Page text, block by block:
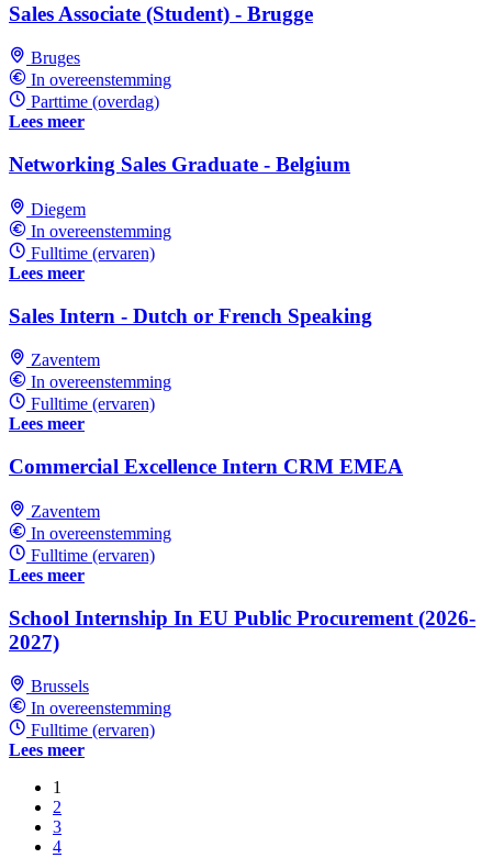
Sales Associate (Student) - Brugge
Bruges
In overeenstemming
Parttime (overdag)
Lees meer
Networking Sales Graduate - Belgium
Diegem
In overeenstemming
Fulltime (ervaren)
Lees meer
Sales Intern - Dutch or French Speaking
Zaventem
In overeenstemming
Fulltime (ervaren)
Lees meer
Commercial Excellence Intern CRM EMEA
Zaventem
In overeenstemming
Fulltime (ervaren)
Lees meer
School Internship In EU Public Procurement (2026-
2027)
Brussels
In overeenstemming
Fulltime (ervaren)
Lees meer
1
2
3
4